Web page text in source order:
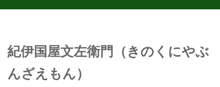
紀伊国屋文左衛門（きのくにやぶ
んざえもん）